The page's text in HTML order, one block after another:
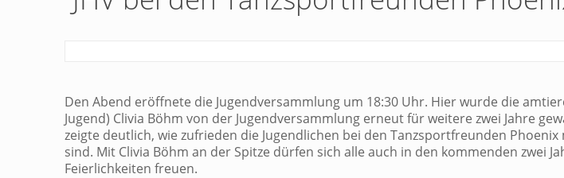
Den Abend eröffnete die Jugendversammlung um 18:30 Uhr. Hier wurde die
Jugend) Clivia Böhm von der Jugendversammlung erneut für weitere zwei Jahre
zeigte deutlich, wie zufrieden die Jugendlichen bei den Tanzsportfreunden
sind. Mit Clivia Böhm an der Spitze dürfen sich alle auch in den kommenden zwei
Feierlichkeiten freuen.